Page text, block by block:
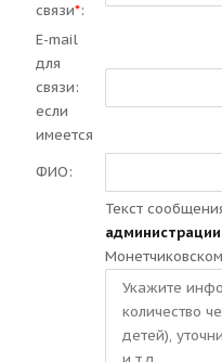
связи*:
E-mail
для
связи:
если
имеется
ФИО:
Текст
администрации